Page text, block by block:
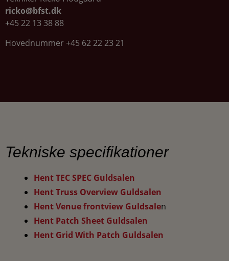
ricko@bfst.dk
+45 22 13 38 88
Hovednummer +45 62 22 23 21
Tekniske specifikationer
Hent TEC SPEC Guldsalen
Hent Truss Overview Guldsalen
Hent Venue frontview Guldsalen
Hent Patch Sheet Guldsalen
Hent Grid With Patch Guldsalen